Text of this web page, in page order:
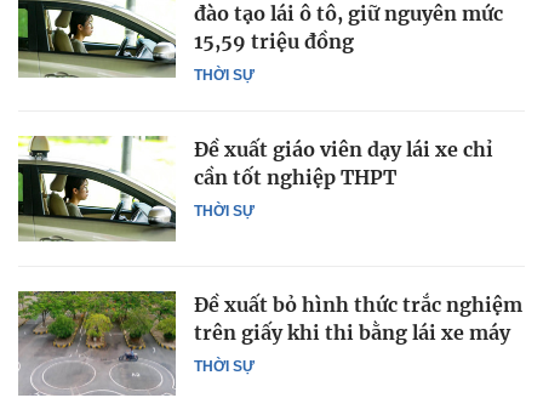
THỜI SỰ
đào tạo lái ô tô, giữ nguyên mức
15,59 triệu đồng
THỜI SỰ
Đề xuất giáo viên dạy lái xe chỉ
cần tốt nghiệp THPT
THỜI SỰ
Đề xuất bỏ hình thức trắc nghiệm
trên giấy khi thi bằng lái xe máy